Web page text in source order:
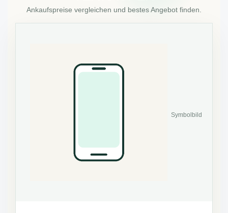
Ankaufspreise vergleichen und bestes Angebot finden.
Symbolbild